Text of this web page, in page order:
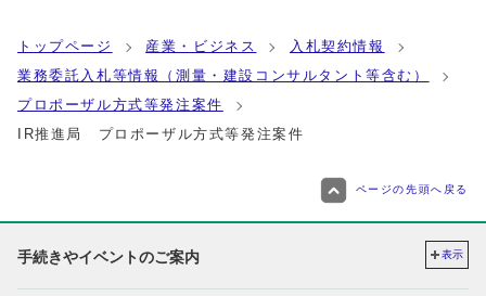
トップページ 産業・ビジネス
入札契約情報
業務委託入札等情報（測量・建設コンサルタント等含む）
プロポーザル方式等発注案件
IR推進局 プロポーザル方式等発注案件
ページの先頭へ戻る
手続きやイベントのご案内 表示